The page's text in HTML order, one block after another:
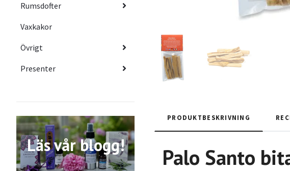
Rumsdofter
Vaxkakor
Övrigt
Presenter
Läs vår blogg!
PRODUKTBESKRIVNING
Palo Santo